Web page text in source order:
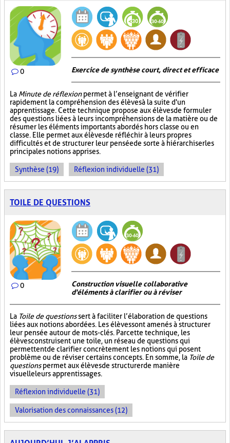
0 Exercice de synthèse court, direct et efficace
La Minute de réflexionpermet à l’enseignant de vérifier
rapidement la compréhension des élèves à la suite d'un
apprentissage. Cette technique propose aux élèves de formuler
des questions liées à leurs incompréhensions de la matière ou de
résumer les éléments importants abordés hors classe ou en
classe. Elle permet aux élèves de réfléchir à leurs propres
difficultés et de structurer leur pensée de sorte à hiérarchiser les
principales notions apprises.
Synthèse (19) Réflexion individuelle (31)
TOILE DE QUESTIONS
0
Construction visuelle collaborative
d'éléments à clarifier ou à réviser
La Toile de questionssert à faciliter l’élaboration de questions
liées aux notions abordées. Les élèves sont amenés à structurer
leur pensée autour de mots-clés. Par cette technique, les
élèves construisent une toile, un réseau de questions qui
permettent de clarifier concrètement les notions qui posent
problème ou de réviser certains concepts. En somme, la Toile de
questionspermet aux élèves de structurer de manière
visuelle leurs apprentissages.
Réflexion individuelle (31)
Valorisation des connaissances (12)